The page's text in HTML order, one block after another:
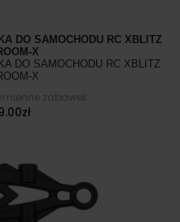
DO SAMOCHODU RC XBLITZ
X
DO SAMOCHODU RC XBLITZ
X
zabawek
zł